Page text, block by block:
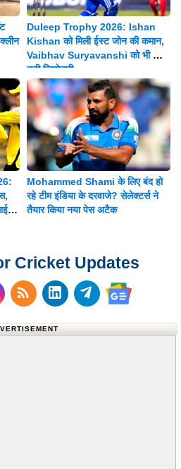
Duleep Trophy 2026: Ishan
Kishan को मिली ईस्ट जोन की कमान,
Vaibhav Suryavanshi को भी मिली
बड़ी जिम्मेदारी
8
Mohammed Shami के लिए बंद हो
रहे टीम इंडिया के दरवाजे? सेलेक्टर्स ने
तैयार किया नया पेस अटैक
Cricket Updates
Facebook
on X (Twitter)
Subscribe to our RSS
Follow us on
Follow us on
Follow us